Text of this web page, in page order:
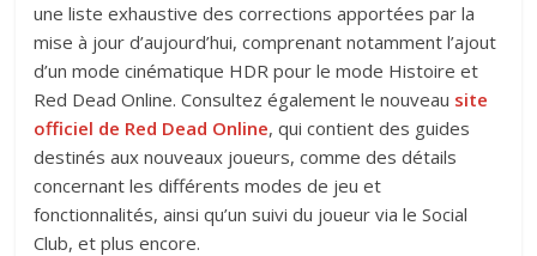
une liste exhaustive des corrections apportées par la
mise à jour d’aujourd’hui, comprenant notamment l’ajout
d’un mode cinématique HDR pour le mode Histoire et
Red Dead Online. Consultez également le nouveau site
officiel de Red Dead Online, qui contient des guides
destinés aux nouveaux joueurs, comme des détails
concernant les différents modes de jeu et
fonctionnalités, ainsi qu’un suivi du joueur via le Social
Club, et plus encore.